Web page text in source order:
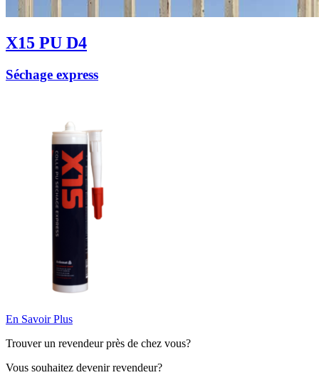
X15 PU D4
Séchage express
En Savoir Plus
Trouver un revendeur près de chez vous?
Vous souhaitez devenir revendeur?